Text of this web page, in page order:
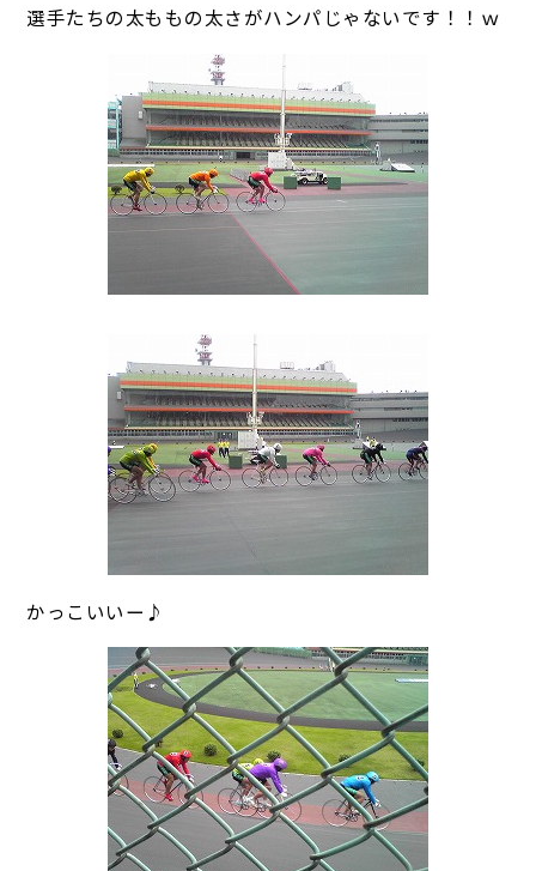
選手たちの太ももの太さがハンパじゃないです！！ｗ
かっこいいー♪